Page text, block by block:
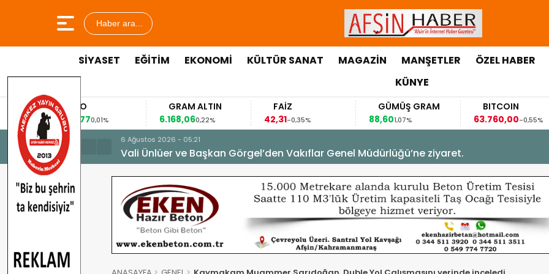
Haber ara...
SİYASET EĞİTİM EKONOMİ KÜLTÜR SANAT MAGAZİN MANŞETLER ÖZEL HABER
KÜNYE
0,01%
GRAM ALTIN
6.168,06
FAİZ
42,31
GÜMÜŞ GRAM
88,60
BITCOIN
63.760,00
-0,55%
GBP/
63,1184
6 Ağustos 2026 - 05:21
Vali Ünlüer ve Başkan Görgel’den Vakıflar Genel Müdürlüğü’ne ziyaret.